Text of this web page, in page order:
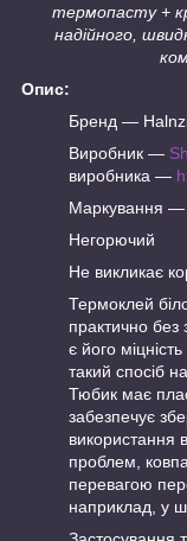
термопасту +
надійного,
Опис:
Бренд —
Виробник —
виробника —
Маркування —
Негорючий
Не викликає
Термоклей
практично
є його
такий спосіб
Тюбик має
забезпечує
використання
проблем,
перевагою
наприклад, у